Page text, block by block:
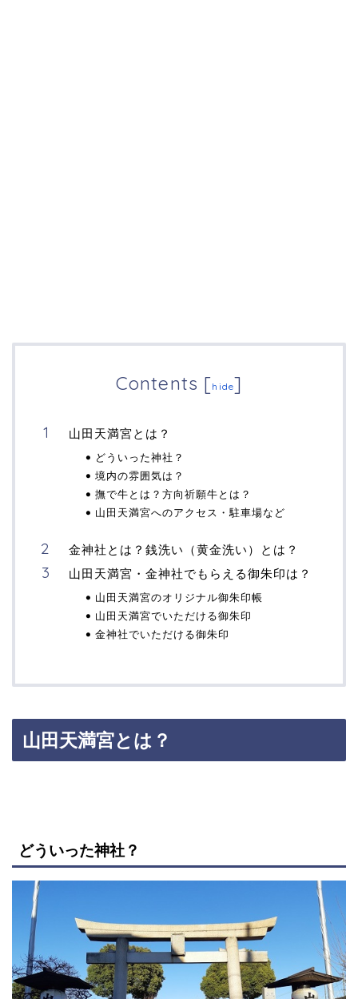
Contents [hide]
山田天満宮とは？
どういった神社？
境内の雰囲気は？
撫で牛とは？方向祈願牛とは？
山田天満宮へのアクセス・駐車場など
金神社とは？銭洗い（黄金洗い）とは？
山田天満宮・金神社でもらえる御朱印は？
山田天満宮のオリジナル御朱印帳
山田天満宮でいただける御朱印
金神社でいただける御朱印
山田天満宮とは？
どういった神社？